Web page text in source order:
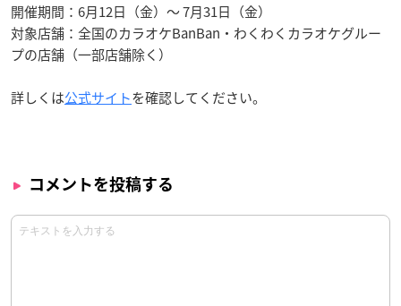
開催期間：6月12日（金）〜 7月31日（金）
対象店舗：全国のカラオケBanBan・わくわくカラオケグルー
プの店舗（一部店舗除く）
詳しくは公式サイトを確認してください。
コメントを投稿する